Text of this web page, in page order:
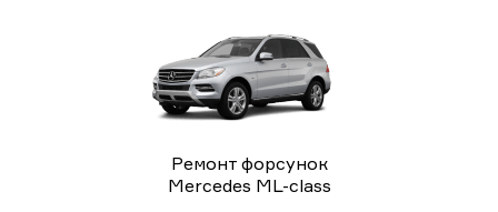
Ремонт форсунок
Mercedes ML-class